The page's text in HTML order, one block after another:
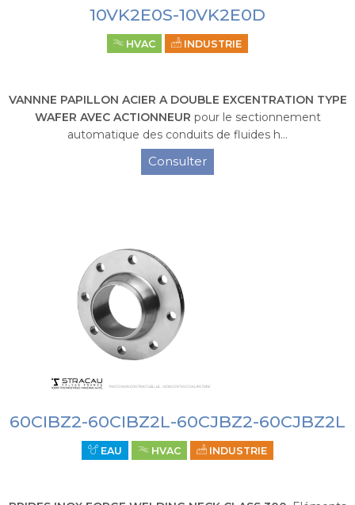
10VK2E0S-10VK2E0D
HVAC INDUSTRIE
VANNNE PAPILLON ACIER A DOUBLE EXCENTRATION TYPE
WAFER AVEC ACTIONNEUR pour le sectionnement
automatique des conduits de fluides h...
Consulter
60CIBZ2-60CIBZ2L-60CJBZ2-60CJBZ2L
EAU HVAC INDUSTRIE